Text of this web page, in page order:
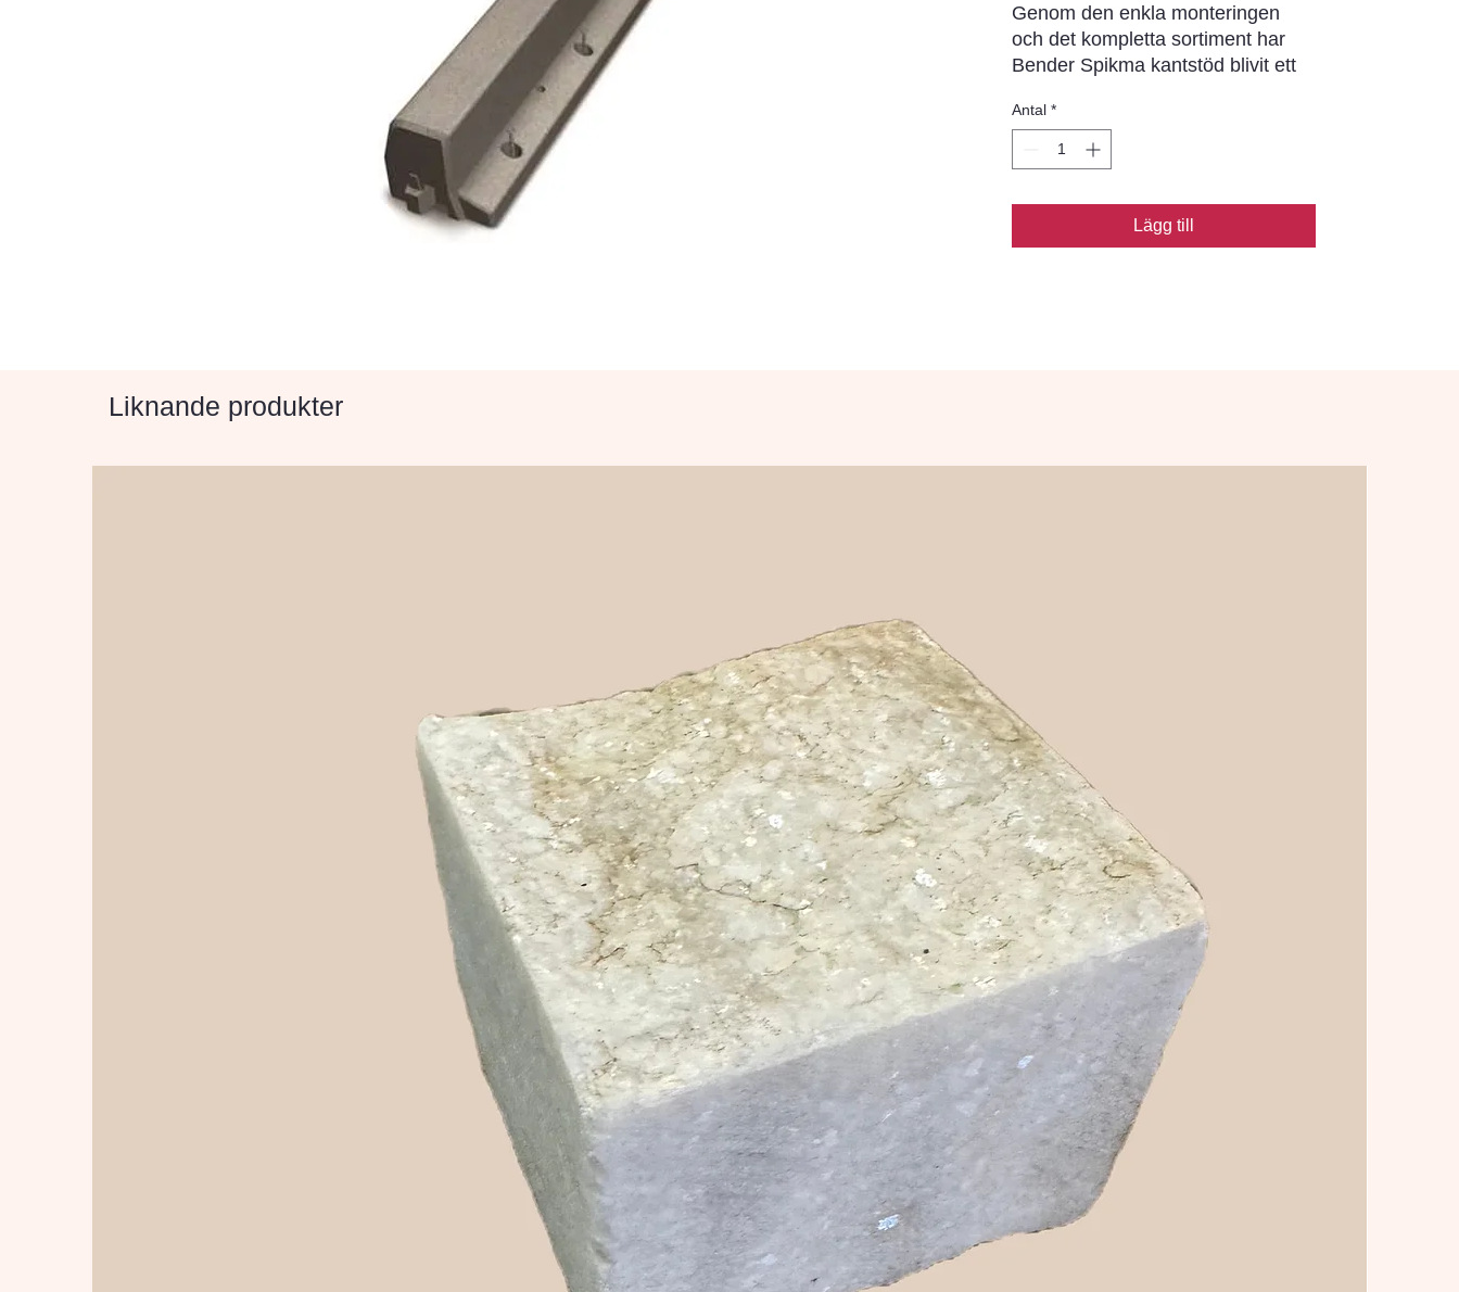
Genom den enkla monteringen
och det kompletta sortiment har
Bender Spikma kantstöd blivit ett
stöd sitter förmonterade
rostskyddade stålspikar (ej i stöd
för limning) som drivs ner i
stabil infästning och möjliggör
montering året runt.
Antal *
Lägg till
Liknande produkter